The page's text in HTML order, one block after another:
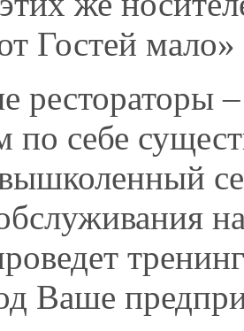
Гостей мало»
рестораторы
по себе
вышколенный
Ваше